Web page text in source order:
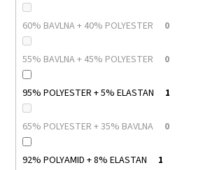
60% BAVLNA + 40% POLYESTER 0
55% BAVLNA + 45% POLYESTER 0
95% POLYESTER + 5% ELASTAN 1
65% POLYESTER + 35% BAVLNA 0
92% POLYAMID + 8% ELASTAN 1